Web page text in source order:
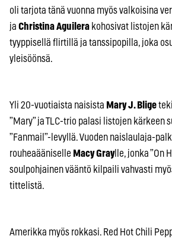
oli tarjota tänä vuonna myös valkoisina
ja Christina Aguilera kohosivat listojen
tyyppisellä flirtillä ja tanssipopilla, joka
yleisöönsä.
Yli 20-vuotiaista naisista Mary J. Blige
”Mary” ja TLC-trio palasi listojen kärkeen
”Fanmail”-levyllä. Vuoden naislaulaja-
rouheaääniselle Macy Graylle, jonka ”On
soulpohjainen vääntö kilpaili vahvasti
tittelistä.
Amerikka myös rokkasi. Red Hot Chili